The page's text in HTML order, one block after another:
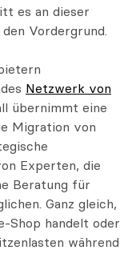
es an dieser
Vordergrund.
Netzwerk von
übernimmt eine
Migration von
Experten, die
Beratung für
Ganz gleich,
Shop handelt oder
während